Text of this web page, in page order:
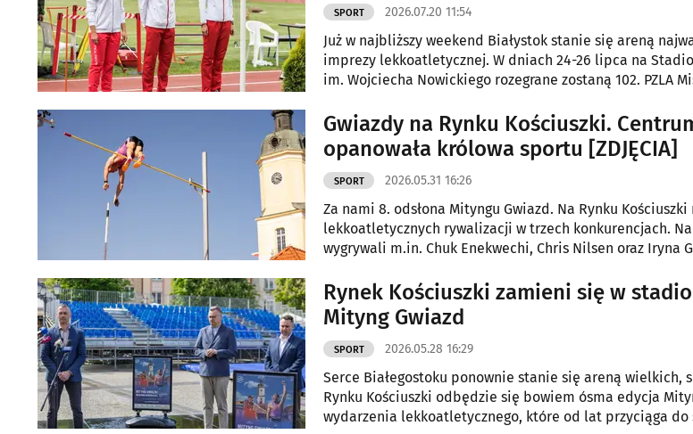
SPORT 2026.07.20 11:54
Już w najbliższy weekend Białystok stanie się areną
imprezy lekkoatletycznej. W dniach 24-26 lipca na
im. Wojciecha Nowickiego rozegrane zostaną 102. PZLA
zawodniczek i zawodników, którzy powalczą nie tylko o
również o miejsce w reprezentacji Polski na zbliżające
Gwiazdy na Rynku Kościuszki.
opanowała królowa sportu [ZDJĘCIA]
SPORT 2026.05.31 16:26
Za nami 8. odsłona Mityngu Gwiazd. Na Rynku
lekkoatletycznych rywalizacji w trzech konkurencjach.
wygrywali m.in. Chuk Enekwechi, Chris Nilsen oraz Iryna
Rynek Kościuszki zamieni się w
Mityng Gwiazd
SPORT 2026.05.28 16:29
Serce Białegostoku ponownie stanie się areną wielkich,
Rynku Kościuszki odbędzie się bowiem ósma edycja
wydarzenia lekkoatletycznego, które od lat przyciąga